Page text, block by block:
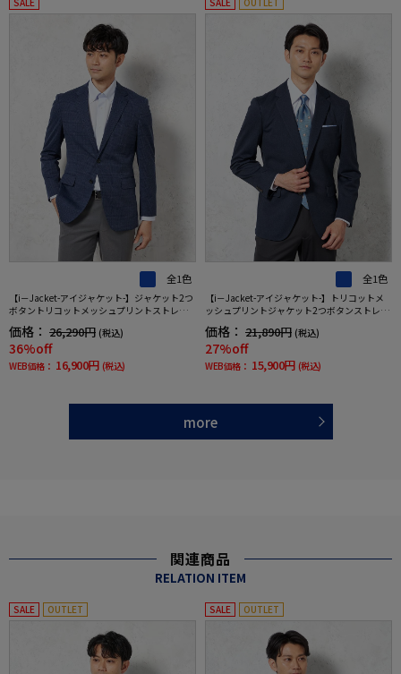
全1色
【i－Jacket-アイジャケット-】ジャケット2つ
ボタントリコットメッシュプリントストレッ
価格： 26,290円 (税込)
36%off
WEB価格： 16,900円 (税込)
全1色
【i－Jacket-アイジャケット-】トリコットメ
ッシュプリントジャケット2つボタンストレッ
価格： 21,890円 (税込)
27%off
WEB価格： 15,900円 (税込)
more
関連商品
RELATION ITEM
SALE OUTLET SALE OUTLET